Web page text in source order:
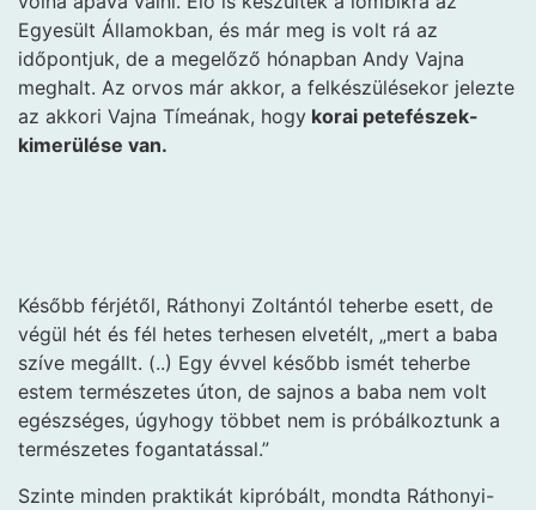
Egyesült Államokban, és már meg is volt rá az
időpontjuk, de a megelőző hónapban Andy Vajna
meghalt. Az orvos már akkor, a felkészülésekor jelezte
az akkori Vajna Tímeának, hogy korai petefészek-
kimerülése van.
Később férjétől, Ráthonyi Zoltántól teherbe esett, de
végül hét és fél hetes terhesen elvetélt, „mert a baba
szíve megállt. (..) Egy évvel később ismét teherbe
estem természetes úton, de sajnos a baba nem volt
egészséges, úgyhogy többet nem is próbálkoztunk a
természetes fogantatással.”
Szinte minden praktikát kipróbált, mondta Ráthonyi-